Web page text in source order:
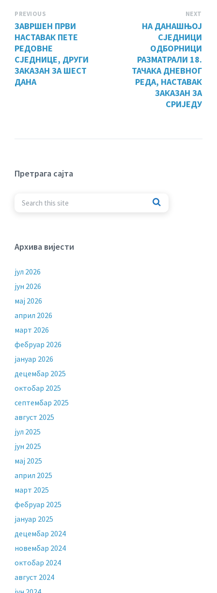
PREVIOUS
ЗАВРШЕН ПРВИ
НАСТАВАК ПЕТЕ
РЕДОВНЕ
СЈЕДНИЦЕ, ДРУГИ
ЗАКАЗАН ЗА ШЕСТ
ДАНА
NEXT
НА ДАНАШЊОЈ
СЈЕДНИЦИ
ОДБОРНИЦИ
РАЗМАТРАЛИ 18.
ТАЧАКА ДНЕВНОГ
РЕДА, НАСТАВАК
ЗАКАЗАН ЗА
СРИЈЕДУ
Претрага сајта
Архива вијести
јул 2026
јун 2026
мај 2026
април 2026
март 2026
фебруар 2026
јануар 2026
децембар 2025
октобар 2025
септембар 2025
август 2025
јул 2025
јун 2025
мај 2025
април 2025
март 2025
фебруар 2025
јануар 2025
децембар 2024
новембар 2024
октобар 2024
август 2024